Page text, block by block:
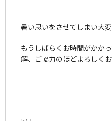
暑い思いをさせてしまい大
もうしばらくお時間がかか
解、ご協力のほどよろしく